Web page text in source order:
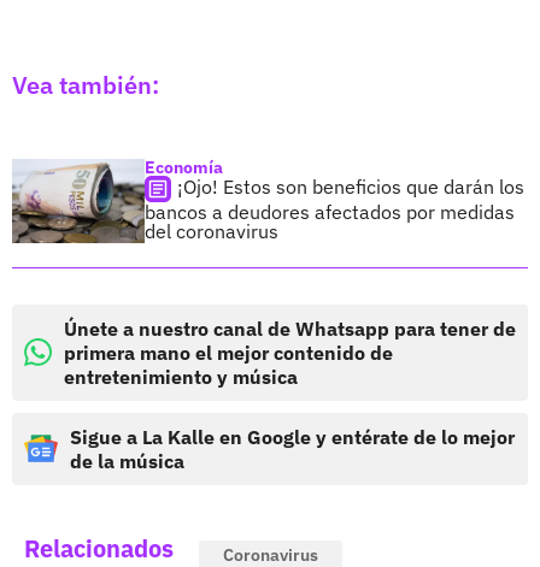
Vea también:
Economía
¡Ojo! Estos son beneficios que darán los
bancos a deudores afectados por medidas
del coronavirus
Únete a nuestro canal de Whatsapp para tener de
primera mano el mejor contenido de
entretenimiento y música
Sigue a La Kalle en Google y entérate de lo mejor
de la música
Relacionados Coronavirus